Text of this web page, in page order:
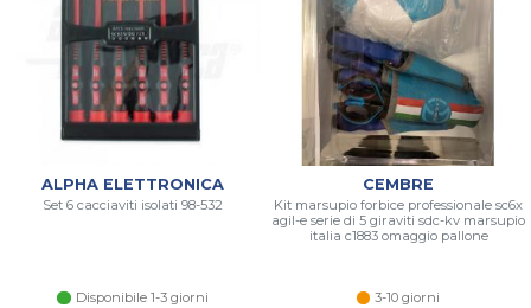
ALPHA ELETTRONICA
Set 6 cacciaviti isolati 98-532
Disponibile 1-3 giorni
CEMBRE
Kit marsupio forbice professionale sc6x
agil-e serie di 5 giraviti sdc-kv marsupio
italia c1883 omaggio pallone
3-10 giorni